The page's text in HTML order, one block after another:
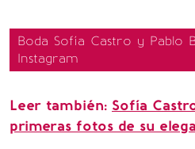
Boda Sofía Castro y Pablo
Instagram
Leer también: Sofía
primeras fotos de su